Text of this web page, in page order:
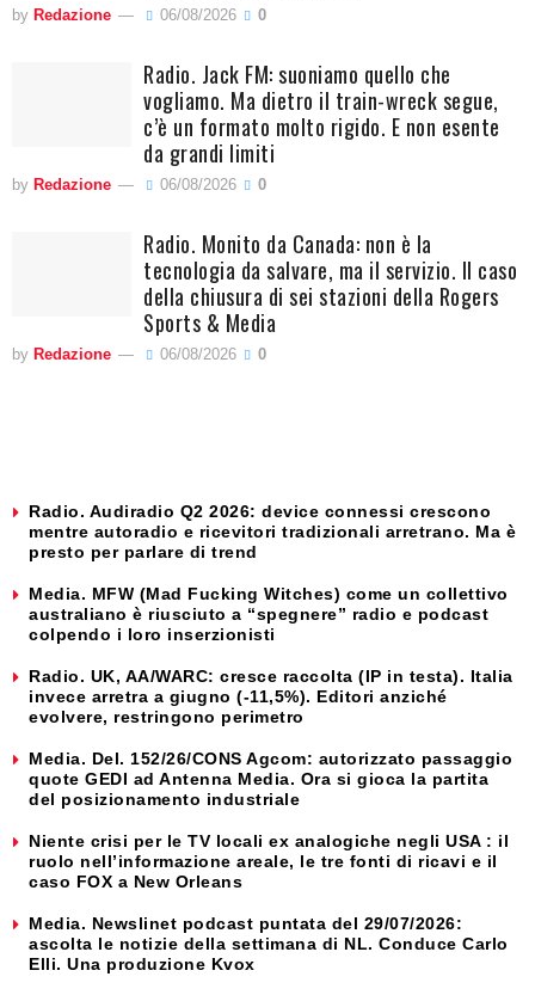
by Redazione 06/08/2026 0
Radio. Jack FM: suoniamo quello che
vogliamo. Ma dietro il train-wreck segue,
c’è un formato molto rigido. E non esente
da grandi limiti
by Redazione 06/08/2026 0
Radio. Monito da Canada: non è la
tecnologia da salvare, ma il servizio. Il caso
della chiusura di sei stazioni della Rogers
Sports & Media
by Redazione 06/08/2026 0
Radio. Audiradio Q2 2026: device connessi crescono
mentre autoradio e ricevitori tradizionali arretrano. Ma è
presto per parlare di trend
Media. MFW (Mad Fucking Witches) come un collettivo
australiano è riusciuto a “spegnere” radio e podcast
colpendo i loro inserzionisti
Radio. UK, AA/WARC: cresce raccolta (IP in testa). Italia
invece arretra a giugno (-11,5%). Editori anziché
evolvere, restringono perimetro
Media. Del. 152/26/CONS Agcom: autorizzato passaggio
quote GEDI ad Antenna Media. Ora si gioca la partita
del posizionamento industriale
Niente crisi per le TV locali ex analogiche negli USA : il
ruolo nell’informazione areale, le tre fonti di ricavi e il
caso FOX a New Orleans
Media. Newslinet podcast puntata del 29/07/2026:
ascolta le notizie della settimana di NL. Conduce Carlo
Elli. Una produzione Kvox